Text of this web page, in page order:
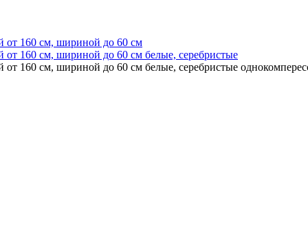
от 160 см, шириной до 60 см
160 см, шириной до 60 см белые, серебристые
160 см, шириной до 60 см белые, серебристые